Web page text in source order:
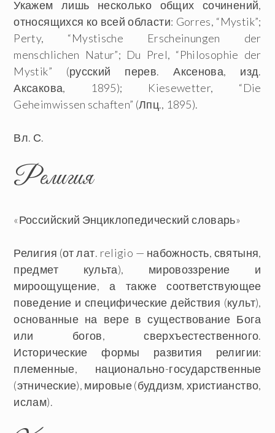
Укажем лишь несколько общих сочинений,
относящихся ко всей области: Gorres, “Mystik”;
Perty, “Mystische Erscheinungen der
menschlichen Natur”; Du Prel, “Philosophie der
Mystik” (русский перев. Аксенова, изд.
Аксакова, 1895); Kiesewetter, “Die
Geheimwissen schaften” (Лпц., 1895).
Вл. С.
Религия
«Российский Энциклопедический словарь»
Религия (от лат. religio — набожность, святыня,
предмет культа), мировоззрение и
мироощущение, а также соответствующее
поведение и специфические действия (культ),
основанные на вере в существование Бога
или богов, сверхъестественного.
Исторические формы развития религии:
племенные, национально-государственные
(этнические), мировые (буддизм, христианство,
ислам).